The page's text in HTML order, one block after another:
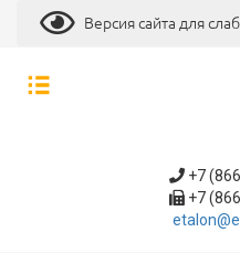
Версия сайта для
+7
+7